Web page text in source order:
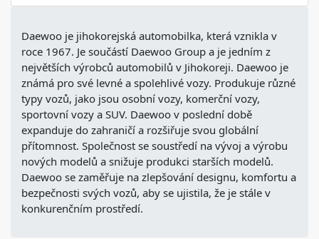
Daewoo je jihokorejská automobilka, která vznikla v
roce 1967. Je součástí Daewoo Group a je jedním z
největších výrobců automobilů v Jihokoreji. Daewoo je
známá pro své levné a spolehlivé vozy. Produkuje různé
typy vozů, jako jsou osobní vozy, komerční vozy,
sportovní vozy a SUV. Daewoo v poslední době
expanduje do zahraničí a rozšiřuje svou globální
přítomnost. Společnost se soustředí na vývoj a výrobu
nových modelů a snižuje produkci starších modelů.
Daewoo se zaměřuje na zlepšování designu, komfortu a
bezpečnosti svých vozů, aby se ujistila, že je stále v
konkurenčním prostředí.